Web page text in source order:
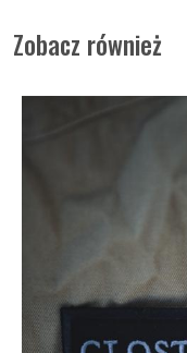
Zobacz również